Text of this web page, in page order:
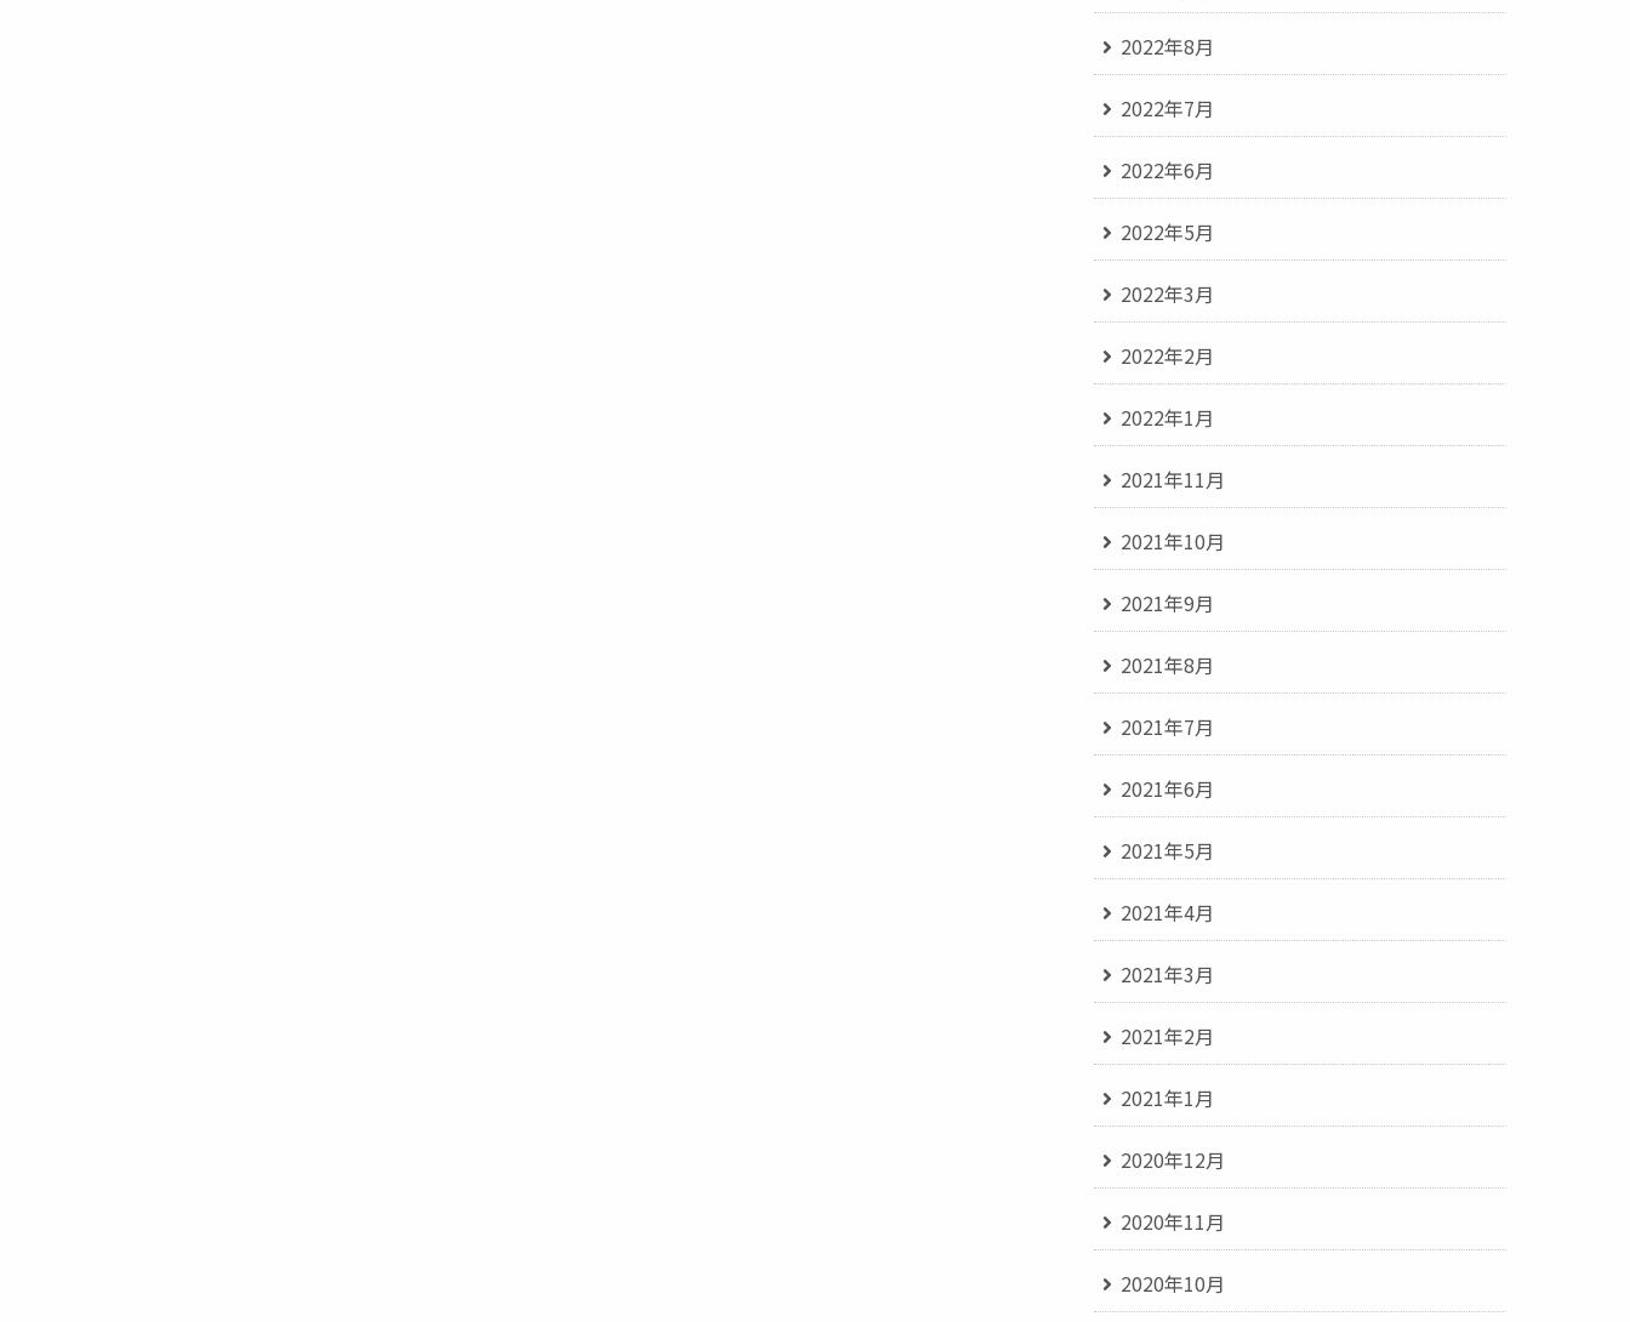
2022年8月
2022年7月
2022年6月
2022年5月
2022年3月
2022年2月
2022年1月
2021年11月
2021年10月
2021年9月
2021年8月
2021年7月
2021年6月
2021年5月
2021年4月
2021年3月
2021年2月
2021年1月
2020年12月
2020年11月
2020年10月